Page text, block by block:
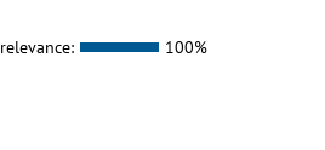
relevance: 100%